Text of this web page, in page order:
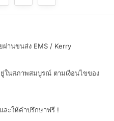
านขนส่ง EMS / Kerry
ในสภาพสมบูรณ์ ตามเงือนไขของ
ละให้คำปรึกษาฟรี !